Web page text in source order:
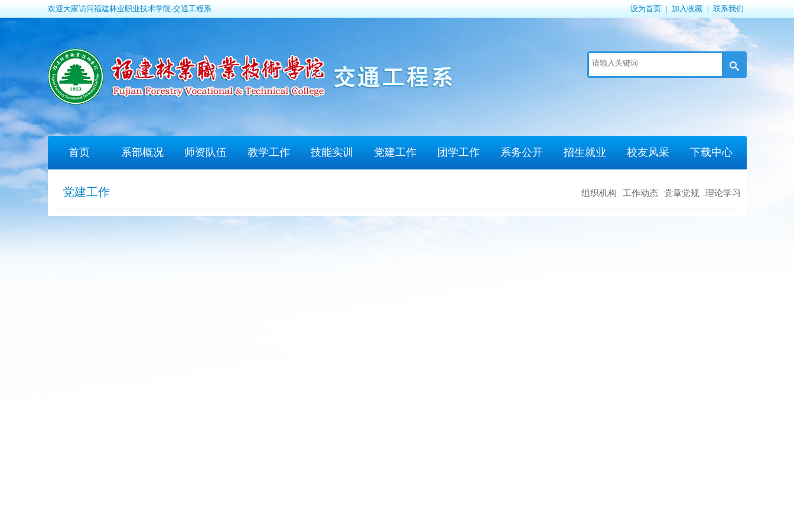
欢迎大家访问福建林业职业技术学院-交通工程系 设为首页 加入收藏 联系我们
首页 系部概况 师资队伍 教学工作 技能实训 党建工作 团学工作 系务公开 招生就业 校友风采 下载中心
党建工作 组织机构 工作动态 党章党规 理论学习